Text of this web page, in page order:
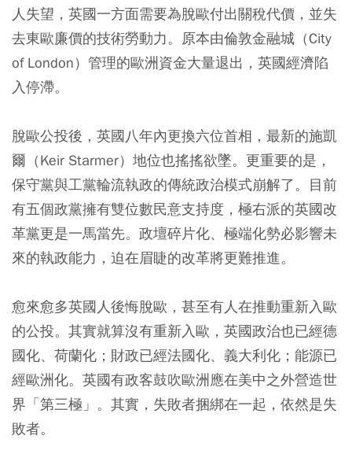
人失望，英國一方面需要為脫歐付出關稅代價，並失
去東歐廉價的技術勞動力。原本由倫敦金融城（City
of London）管理的歐洲資金大量退出，英國經濟陷
入停滯。
脫歐公投後，英國八年內更換六位首相，最新的施凱
爾（Keir Starmer）地位也搖搖欲墜。更重要的是，
保守黨與工黨輪流執政的傳統政治模式崩解了。目前
有五個政黨擁有雙位數民意支持度，極右派的英國改
革黨更是一馬當先。政壇碎片化、極端化勢必影響未
來的執政能力，迫在眉睫的改革將更難推進。
愈來愈多英國人後悔脫歐，甚至有人在推動重新入歐
的公投。其實就算沒有重新入歐，英國政治也已經德
國化、荷蘭化；財政已經法國化、義大利化；能源已
經歐洲化。英國有政客鼓吹歐洲應在美中之外營造世
界「第三極」。其實，失敗者捆綁在一起，依然是失
敗者。